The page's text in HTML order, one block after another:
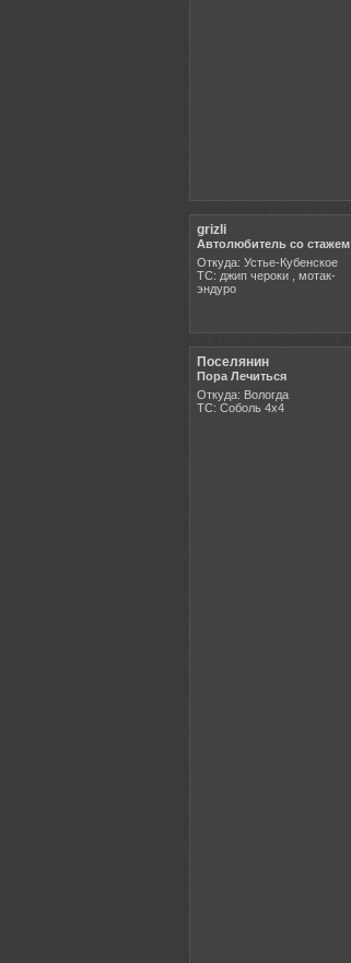
grizli
Автолюбитель со стажем
Откуда: Устье-Кубенское
ТС: джип чероки , мотак-
эндуро
Поселянин
Пора Лечиться
Откуда: Вологда
ТС: Соболь 4х4